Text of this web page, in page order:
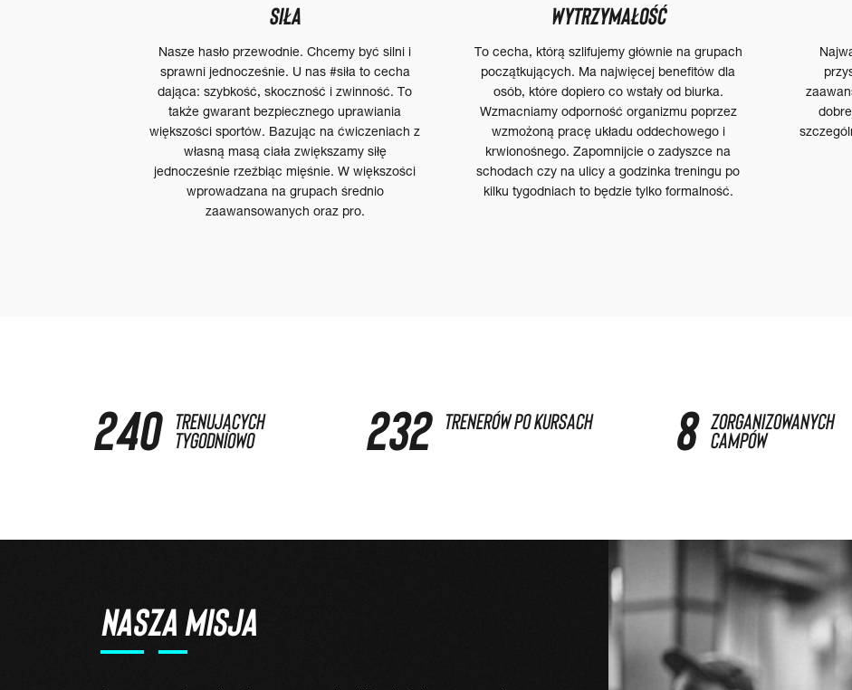
SIŁA
Nasze hasło przewodnie. Chcemy być silni i
sprawni jednocześnie. U nas #siła to cecha
dająca: szybkość, skoczność i zwinność. To
także gwarant bezpiecznego uprawiania
większości sportów. Bazując na ćwiczeniach z
własną masą ciała zwiększamy siłę
jednocześnie rzeźbiąc mięśnie. W większości
wprowadzana na grupach średnio
zaawansowanych oraz pro.
WYTRZYMAŁOŚĆ
To cecha, którą szlifujemy głównie na grupach
początkujących. Ma najwięcej benefitów dla
osób, które dopiero co wstały od biurka.
Wzmacniamy odporność organizmu poprzez
wzmożoną pracę układu oddechowego i
krwionośnego. Zapomnijcie o zadyszce na
schodach czy na ulicy a godzinka treningu po
kilku tygodniach to będzie tylko formalność.
300 trenujących
tygodniowo 290 trenerów po kursach 9 zorganizowanych
campów
NASZA MISJA